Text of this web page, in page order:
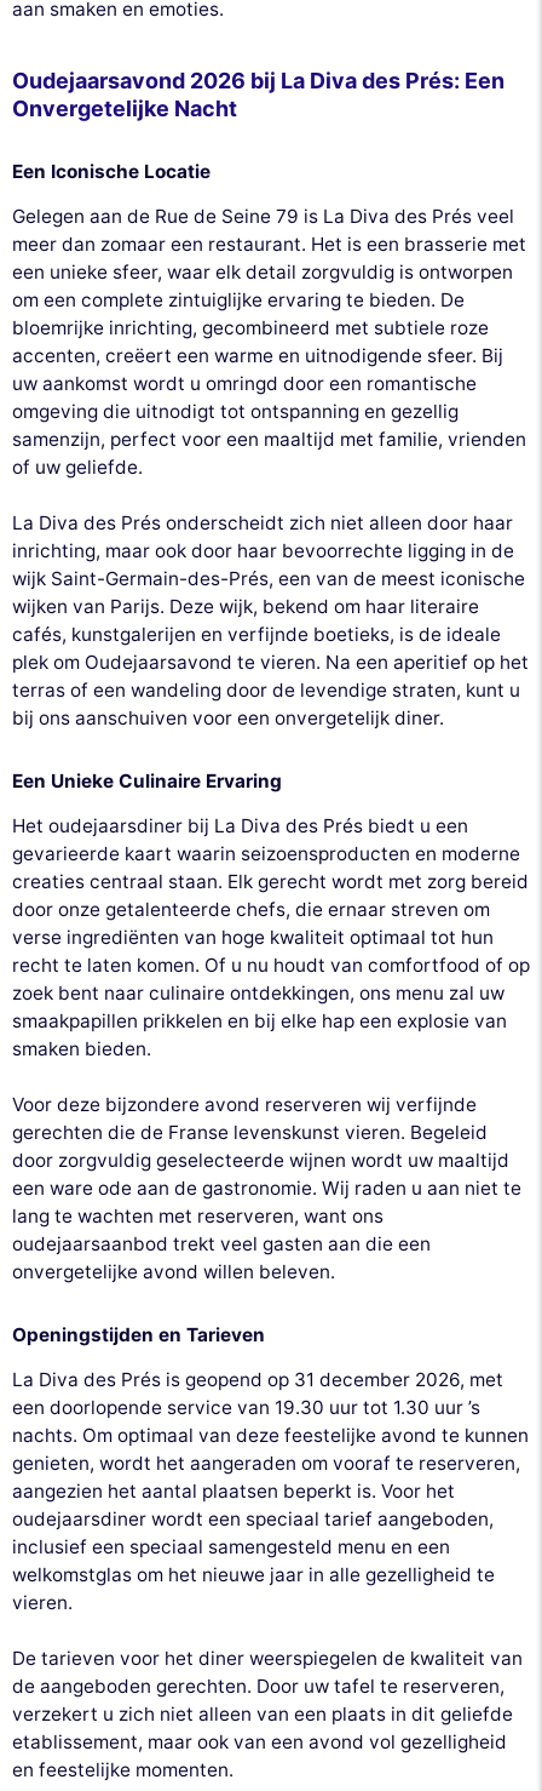
aan smaken en emoties.
Oudejaarsavond 2026 bij La Diva des Prés: Een
Onvergetelijke Nacht
Een Iconische Locatie
Gelegen aan de Rue de Seine 79 is La Diva des Prés veel
meer dan zomaar een restaurant. Het is een brasserie met
een unieke sfeer, waar elk detail zorgvuldig is ontworpen
om een complete zintuiglijke ervaring te bieden. De
bloemrijke inrichting, gecombineerd met subtiele roze
accenten, creëert een warme en uitnodigende sfeer. Bij
uw aankomst wordt u omringd door een romantische
omgeving die uitnodigt tot ontspanning en gezellig
samenzijn, perfect voor een maaltijd met familie, vrienden
of uw geliefde.
La Diva des Prés onderscheidt zich niet alleen door haar
inrichting, maar ook door haar bevoorrechte ligging in de
wijk Saint-Germain-des-Prés, een van de meest iconische
wijken van Parijs. Deze wijk, bekend om haar literaire
cafés, kunstgalerijen en verfijnde boetieks, is de ideale
plek om Oudejaarsavond te vieren. Na een aperitief op het
terras of een wandeling door de levendige straten, kunt u
bij ons aanschuiven voor een onvergetelijk diner.
Een Unieke Culinaire Ervaring
Het oudejaarsdiner bij La Diva des Prés biedt u een
gevarieerde kaart waarin seizoensproducten en moderne
creaties centraal staan. Elk gerecht wordt met zorg bereid
door onze getalenteerde chefs, die ernaar streven om
verse ingrediënten van hoge kwaliteit optimaal tot hun
recht te laten komen. Of u nu houdt van comfortfood of op
zoek bent naar culinaire ontdekkingen, ons menu zal uw
smaakpapillen prikkelen en bij elke hap een explosie van
smaken bieden.
Voor deze bijzondere avond reserveren wij verfijnde
gerechten die de Franse levenskunst vieren. Begeleid
door zorgvuldig geselecteerde wijnen wordt uw maaltijd
een ware ode aan de gastronomie. Wij raden u aan niet te
lang te wachten met reserveren, want ons
oudejaarsaanbod trekt veel gasten aan die een
onvergetelijke avond willen beleven.
Openingstijden en Tarieven
La Diva des Prés is geopend op 31 december 2026, met
een doorlopende service van 19.30 uur tot 1.30 uur ’s
nachts. Om optimaal van deze feestelijke avond te kunnen
genieten, wordt het aangeraden om vooraf te reserveren,
aangezien het aantal plaatsen beperkt is. Voor het
oudejaarsdiner wordt een speciaal tarief aangeboden,
inclusief een speciaal samengesteld menu en een
welkomstglas om het nieuwe jaar in alle gezelligheid te
vieren.
De tarieven voor het diner weerspiegelen de kwaliteit van
de aangeboden gerechten. Door uw tafel te reserveren,
verzekert u zich niet alleen van een plaats in dit geliefde
etablissement, maar ook van een avond vol gezelligheid
en feestelijke momenten.